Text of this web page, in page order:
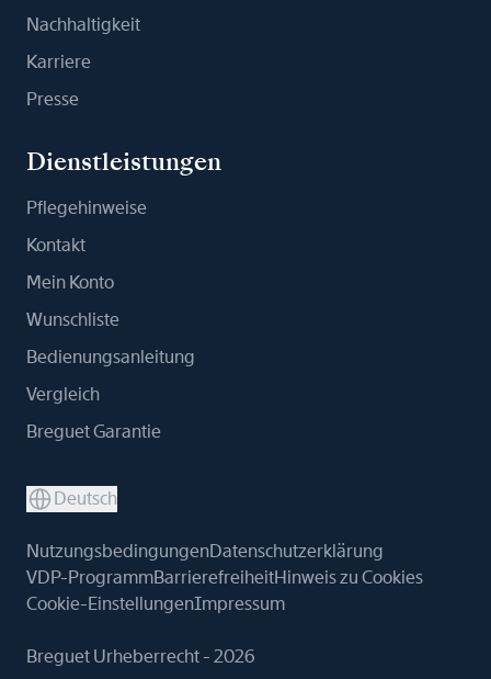
Nachhaltigkeit
Karriere
Presse
Dienstleistungen
Pflegehinweise
Kontakt
Mein Konto
Wunschliste
Bedienungsanleitung
Vergleich
Breguet Garantie
Deutsch
NutzungsbedingungenDatenschutzerklärung
VDP-ProgrammBarrierefreiheitHinweis zu Cookies
Cookie-EinstellungenImpressum
Breguet Urheberrecht - 2026